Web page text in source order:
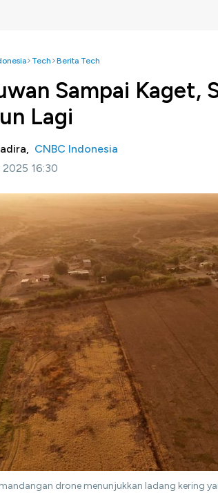
Tech Berita Tech
Sampai Kaget,
Lagi
CNBC Indonesia
16:30
drone menunjukkan ladang kering